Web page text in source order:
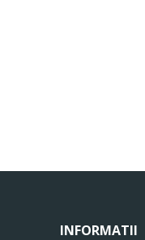
INFORMATII